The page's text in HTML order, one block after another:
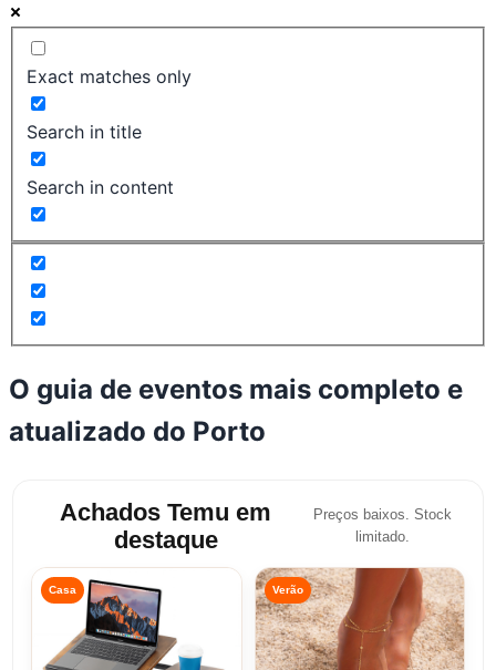
Exact matches only
Search in title
Search in content
O guia de eventos mais completo e
atualizado do Porto
Achados Temu em
destaque
Preços baixos. Stock
limitado.
Casa Verão